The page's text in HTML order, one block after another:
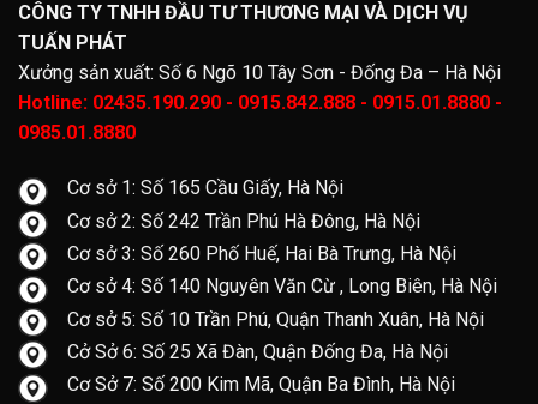
CÔNG TY TNHH ĐẦU TƯ THƯƠNG MẠI VÀ DỊCH VỤ
TUẤN PHÁT
Xưởng sản xuất: Số 6 Ngõ 10 Tây Sơn - Đống Đa – Hà Nội
Hotline: 02435.190.290 - 0915.842.888 - 0915.01.8880 -
0985.01.8880
Cơ sở 1: Số 165 Cầu Giấy, Hà Nội
Cơ sở 2: Số 242 Trần Phú Hà Đông, Hà Nội
Cơ sở 3: Số 260 Phố Huế, Hai Bà Trưng, Hà Nội
Cơ sở 4: Số 140 Nguyên Văn Cừ , Long Biên, Hà Nội
Cơ sở 5: Số 10 Trần Phú, Quận Thanh Xuân, Hà Nội
Cở Sở 6: Số 25 Xã Đàn, Quận Đống Đa, Hà Nội
Cơ Sở 7: Số 200 Kim Mã, Quận Ba Đình, Hà Nội